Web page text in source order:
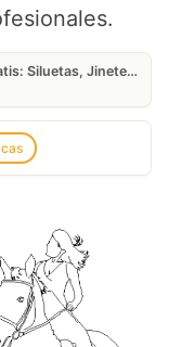
Bloques DWG de Equitación Gratis: Siluetas, Jinetes y Caballos para AutoCAD 2D